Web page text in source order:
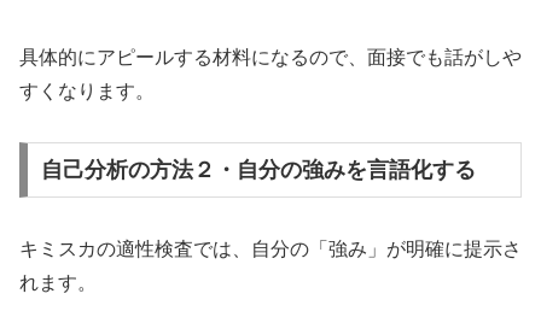
具体的にアピールする材料になるので、面接でも話がしや
すくなります。
自己分析の方法２・自分の強みを言語化する
キミスカの適性検査では、自分の「強み」が明確に提示さ
れます。